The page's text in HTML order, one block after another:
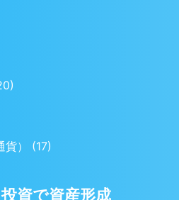
貨） (17)
資で資産形成